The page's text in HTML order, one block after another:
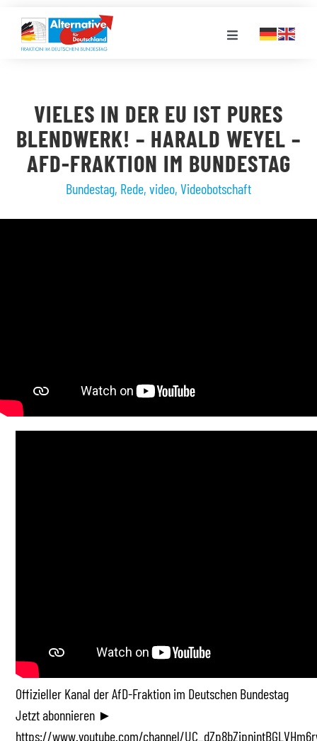
Inhalt
springen
Toggle
LANDESGRUPPEN
VERANSTALTUNGEN
PRESSE
VIELES IN DER EU IST PURES
BLENDWERK! – HARALD WEYEL –
AFD-FRAKTION IM BUNDESTAG
Bundestag, Rede, video, Videobotschaft
Offizieller Kanal der AfD-Fraktion im Deutschen Bundestag
Jetzt abonnieren ►
https://www.youtube.com/channel/